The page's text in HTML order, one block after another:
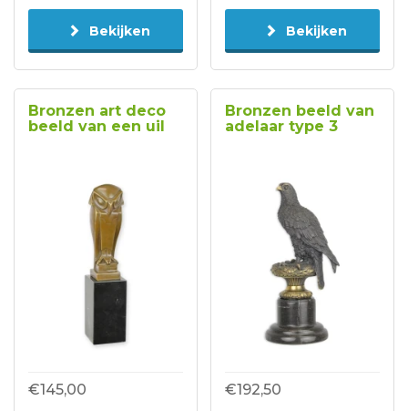
Bekijken Bekijken
Bronzen art deco
beeld van een uil
€145,00
Bronzen beeld van
adelaar type 3
€192,50